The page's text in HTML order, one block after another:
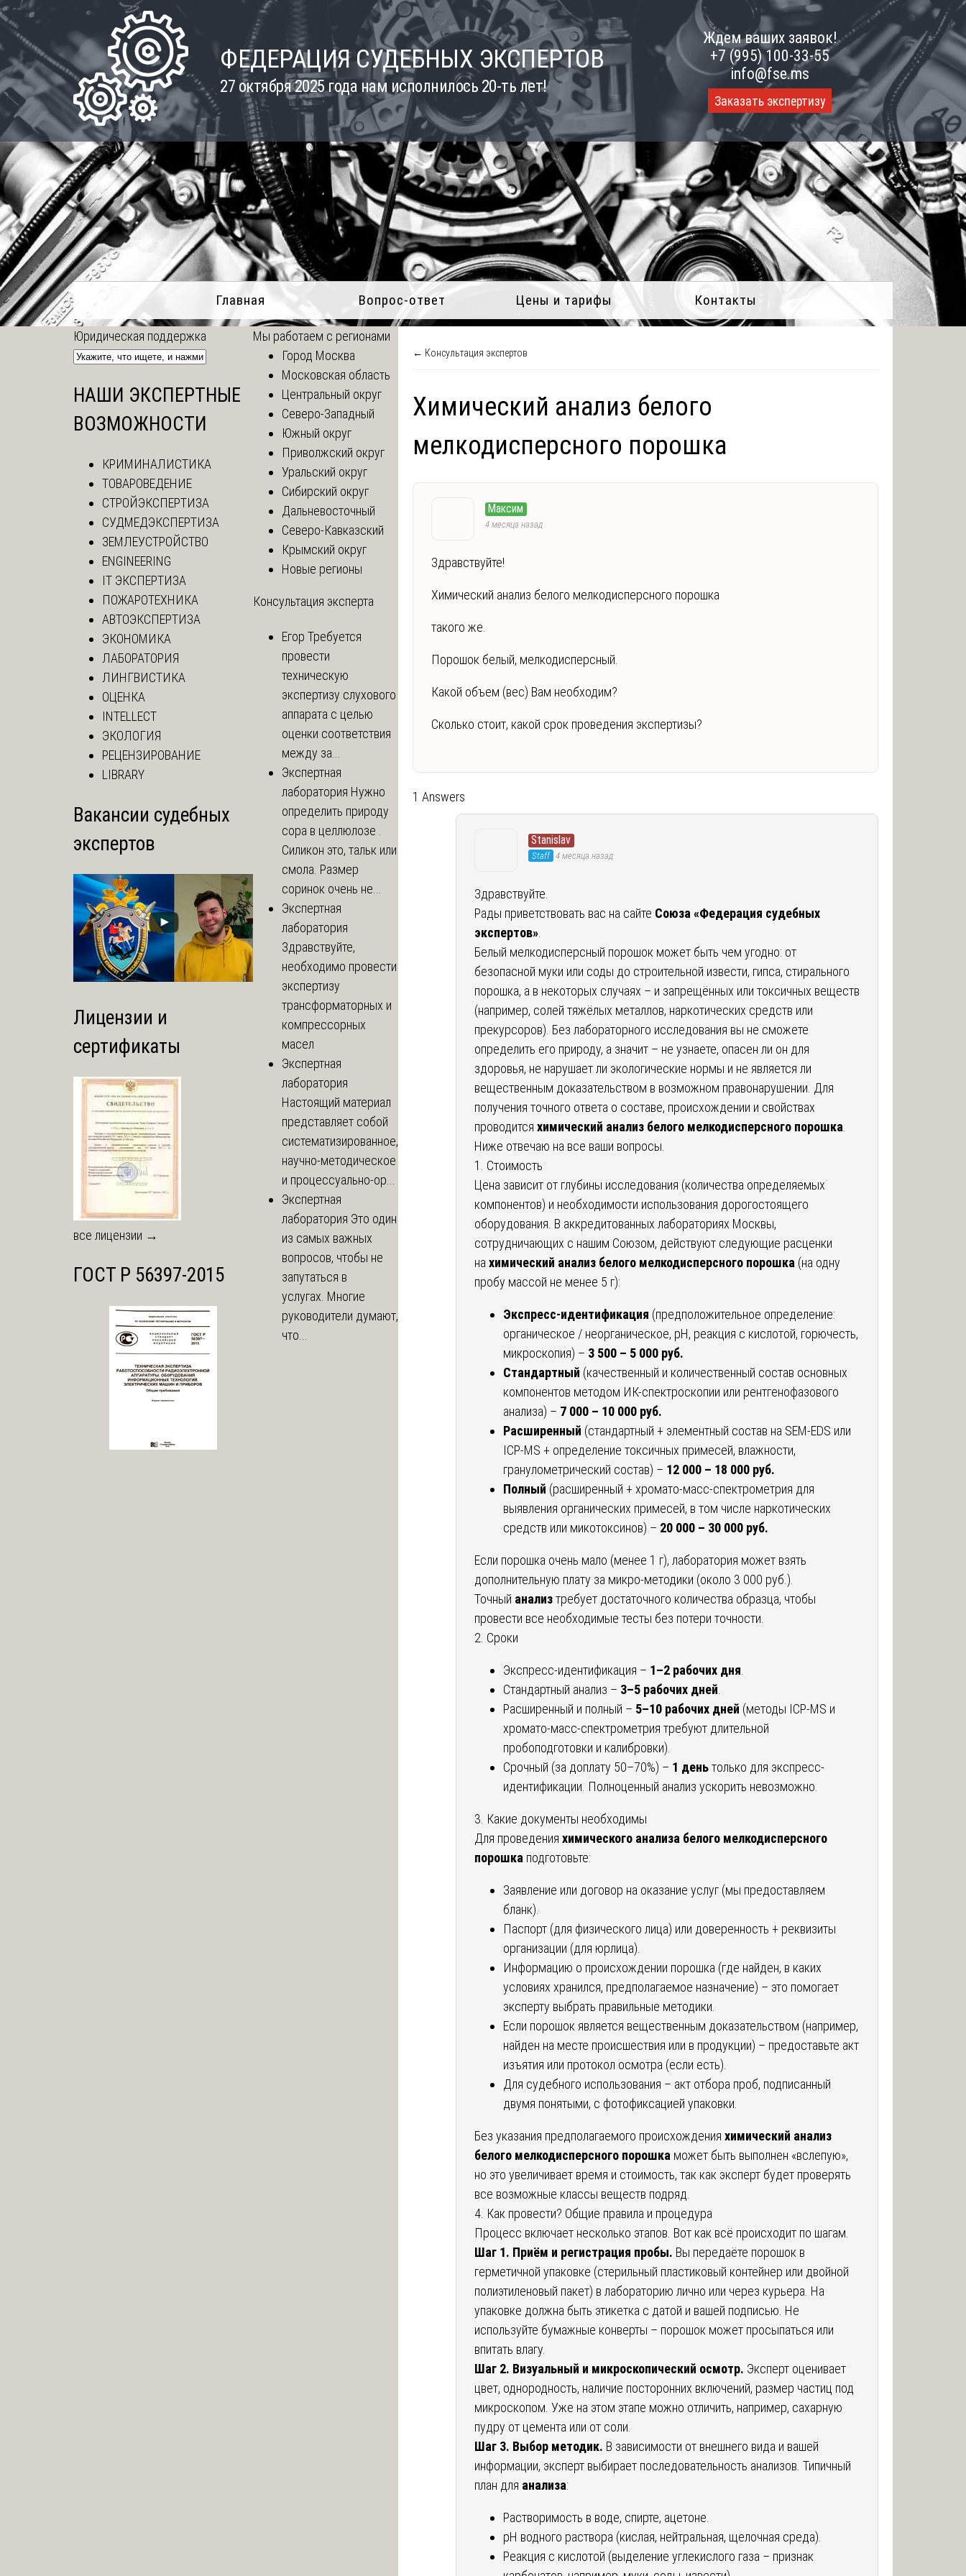
Skip
content
ФЕДЕРАЦИЯ СУДЕБНЫХ ЭКСПЕРТОВ
27 октября 2025 года нам исполнилось 20-ть лет!
Ждем ваших заявок!
+7 (995) 100-33-55
info@fse.ms
Заказать экспертизу
Главная Вопрос-ответ Цены и тарифы Контакты
← Консультация экспертов
Химический анализ белого
мелкодисперсного порошка
Максим
4 месяца назад
Здравствуйте!
Химический анализ белого мелкодисперсного порошка
такого же.
Порошок белый, мелкодисперсный.
Какой объем (вес) Вам необходим?
Сколько стоит, какой срок проведения экспертизы?
1 Answers
Stanislav
Staff 4 месяца назад
Здравствуйте.
Рады приветствовать вас на сайте Союза «Федерация судебных
экспертов»
Белый мелкодисперсный порошок может быть чем угодно: от
безопасной муки или соды до строительной извести, гипса, стирального
порошка, а в некоторых случаях – и запрещённых или токсичных веществ
(например, солей тяжёлых металлов, наркотических средств или
прекурсоров). Без лабораторного исследования вы не сможете
определить его природу, а значит – не узнаете, опасен ли он для
здоровья, не нарушает ли экологические нормы и не является ли
вещественным доказательством в возможном правонарушении. Для
получения точного ответа о составе, происхождении и свойствах
проводится химический анализ белого мелкодисперсного порошка
Ниже отвечаю на все ваши вопросы.
1. Стоимость
Цена зависит от глубины исследования (количества определяемых
компонентов) и необходимости использования дорогостоящего
оборудования. В аккредитованных лабораториях Москвы,
сотрудничающих с нашим Союзом, действуют следующие расценки
на химический анализ белого мелкодисперсного порошка (на одну
пробу массой не менее 5 г):
Экспресс-идентификация (предположительное определение:
органическое / неорганическое, pH, реакция с кислотой, горючесть,
микроскопия) – 3 500 – 5 000 руб.
Стандартный (качественный и количественный состав основных
компонентов методом ИК-спектроскопии или рентгенофазового
анализа) – 7 000 – 10 000 руб.
Расширенный (стандартный + элементный состав на SEM-EDS или
ICP-MS + определение токсичных примесей, влажности,
гранулометрический состав) – 12 000 – 18 000 руб.
Полный (расширенный + хромато-масс-спектрометрия для
выявления органических примесей, в том числе наркотических
средств или микотоксинов) – 20 000 – 30 000 руб.
Если порошка очень мало (менее 1 г), лаборатория может взять
дополнительную плату за микро-методики (около 3 000 руб.).
Точный анализтребует достаточного количества образца, чтобы
провести все необходимые тесты без потери точности.
2. Сроки
Экспресс-идентификация – 1–2 рабочих дня
Стандартный анализ – 3–5 рабочих дней
Расширенный и полный – 5–10 рабочих дней (методы ICP-MS и
хромато-масс-спектрометрия требуют длительной
пробоподготовки и калибровки).
Срочный (за доплату 50–70%) – 1 деньтолько для экспресс-
идентификации. Полноценный анализ ускорить невозможно.
3. Какие документы необходимы
Для проведения химического анализа белого мелкодисперсного
порошка подготовьте:
Заявление или договор на оказание услуг (мы предоставляем
бланк).
Паспорт (для физического лица) или доверенность + реквизиты
организации (для юрлица).
Информацию о происхождении порошка (где найден, в каких
условиях хранился, предполагаемое назначение) – это помогает
эксперту выбрать правильные методики.
Если порошок является вещественным доказательством (например,
найден на месте происшествия или в продукции) – предоставьте акт
изъятия или протокол осмотра (если есть).
Для судебного использования – акт отбора проб, подписанный
двумя понятыми, с фотофиксацией упаковки.
Без указания предполагаемого происхождения химический анализ
белого мелкодисперсного порошка может быть выполнен «вслепую»,
но это увеличивает время и стоимость, так как эксперт будет проверять
все возможные классы веществ подряд.
4. Как провести? Общие правила и процедура
Процесс включает несколько этапов. Вот как всё происходит по шагам.
Шаг 1. Приём и регистрация пробы. Вы передаёте порошок в
герметичной упаковке (стерильный пластиковый контейнер или двойной
полиэтиленовый пакет) в лабораторию лично или через курьера. На
упаковке должна быть этикетка с датой и вашей подписью. Не
используйте бумажные конверты – порошок может просыпаться или
впитать влагу.
Шаг 2. Визуальный и микроскопический осмотр. Эксперт оценивает
цвет, однородность, наличие посторонних включений, размер частиц под
микроскопом. Уже на этом этапе можно отличить, например, сахарную
пудру от цемента или от соли.
Шаг 3. Выбор методик. В зависимости от внешнего вида и вашей
информации, эксперт выбирает последовательность анализов. Типичный
план для анализа:
Растворимость в воде, спирте, ацетоне.
pH водного раствора (кислая, нейтральная, щелочная среда).
Реакция с кислотой (выделение углекислого газа – признак
Юридическая поддержка
НАШИ ЭКСПЕРТНЫЕ
ВОЗМОЖНОСТИ
КРИМИНАЛИСТИКА
ТОВАРОВЕДЕНИЕ
СТРОЙЭКСПЕРТИЗА
СУДМЕДЭКСПЕРТИЗА
ЗЕМЛЕУСТРОЙСТВО
ENGINEERING
IT ЭКСПЕРТИЗА
ПОЖАРОТЕХНИКА
АВТОЭКСПЕРТИЗА
ЭКОНОМИКА
ЛАБОРАТОРИЯ
ЛИНГВИСТИКА
ОЦЕНКА
INTELLECT
ЭКОЛОГИЯ
РЕЦЕНЗИРОВАНИЕ
LIBRARY
Вакансии судебных
экспертов
Лицензии и
сертификаты
все лицензии →
ГОСТ Р 56397-2015
Мы работаем с регионами
Город Москва
Московская область
Центральный округ
Северо-Западный
Южный округ
Приволжский округ
Уральский округ
Сибирский округ
Дальневосточный
Северо-Кавказский
Крымский округ
Новые регионы
Консультация эксперта
Егор Требуется
провести
техническую
экспертизу слухового
аппарата с целью
оценки соответствия
между за...
Экспертная
лаборатория Нужно
определить природу
сора в целлюлозе .
Силикон это, тальк или
смола. Размер
соринок очень не...
Экспертная
лаборатория
Здравствуйте,
необходимо провести
экспертизу
трансформаторных и
компрессорных
масел
Экспертная
лаборатория
Настоящий материал
представляет собой
систематизированное,
научно-методическое
и процессуально-ор...
Экспертная
лаборатория Это один
из самых важных
вопросов, чтобы не
запутаться в
услугах. Многие
руководители думают,
что...